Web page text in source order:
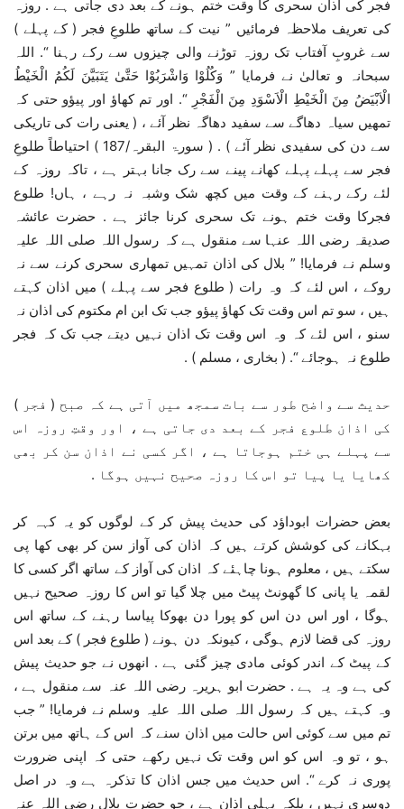
فجر کی اذان سحری کا وقت ختم ہونے کے بعد دی جاتی ہے . روزہ
کی تعریف ملاحظہ فرمائیں ” نیت کے ساتھ طلوعِ فجر ( کے پہلے )
سے غروبِ آفتاب تک روزہ توڑنے والی چیزوں سے رکے رہنا “. اللہ
سبحانہ و تعالیٰ نے فرمایا ” وَكُلُوْا وَاشْرَبُوْا حَتَّیٰ يَتَبَيَّنَ لَكُمُ الْخَيْطُ
الْاَبْيَضُ مِنَ الْخَيْطِ الْاَسْوَدِ مِنَ الْفَجْرِ “. اور تم کھاؤ اور پیؤو حتی کہ
تمھیں سیاہ دھاگے سے سفید دھاگہ نظر آئے ، ( یعنی رات کی تاریکی
سے دن کی سفیدی نظر آئے ) . ( سورۃ البقرہ/187 ) احتیاطاً طلوعِ
فجر سے پہلے پہلے کھانے پینے سے رک جانا بہتر ہے ، تاکہ روزہ کے
لئے رکے رہنے کے وقت میں کچھ شک وشبہ نہ رہے ، ہاں! طلوع
فجرکا وقت ختم ہونے تک سحری کرنا جائز ہے . حضرت عائشہ
صدیقہ رضی اللہ عنہا سے منقول ہے کہ رسول اللہ صلی اللہ علیہ
وسلم نے فرمایا! ” بلال کی اذان تمہیں تمھاری سحری کرنے سے نہ
روکے ، اس لئے کہ وہ رات ( طلوع فجر سے پہلے ) میں اذان کہتے
ہیں ، سو تم اس وقت تک کھاؤ پیؤو جب تک ابن ام مکتوم کی اذان نہ
سنو ، اس لئے کہ وہ اس وقت تک اذان نہیں دیتے جب تک کہ فجر
طلوع نہ ہوجائے “. ( بخاری ، مسلم ) .
حدیث سے واضح طور سے بات سمجھ میں آتی ہے کہ صبح ( فجر )
کی اذان طلوع فجر کے بعد دی جاتی ہے ، اور وقتِ روزہ اس
سے پہلے ہی ختم ہوجاتا ہے ، اگر کسی نے اذان سن کر بھی
کھایا یا پیا تو اس کا روزہ صحیح نہیں ہوگا .
بعض حضرات ابوداؤد کی حدیث پیش کر کے لوگوں کو یہ کہہ کر
بہکانے کی کوشش کرتے ہیں کہ اذان کی آواز سن کر بھی کھا پی
سکتے ہیں ، معلوم ہونا چاہئے کہ اذان کی آواز کے ساتھ اگر کسی کا
لقمہ یا پانی کا گھونٹ پیٹ میں چلا گیا تو اس کا روزہ صحیح نہیں
ہوگا ، اور اس دن اس کو پورا دن بھوکا پیاسا رہنے کے ساتھ اس
روزہ کی قضا لازم ہوگی ، کیونکہ دن ہونے ( طلوع فجر ) کے بعد اس
کے پیٹ کے اندر کوئی مادی چیز گئی ہے . انھوں نے جو حدیث پیش
کی ہے وہ یہ ہے . حضرت ابو ہریرہ رضی اللہ عنہ سے منقول ہے ،
وہ کہتے ہیں کہ رسول اللہ صلی اللہ علیہ وسلم نے فرمایا! ” جب
تم میں سے کوئی اس حالت میں اذان سنے کہ اس کے ہاتھ میں برتن
ہو ، تو وہ اس کو اس وقت تک نہیں رکھے حتی کہ اپنی ضرورت
پوری نہ کرے “. اس حدیث میں جس اذان کا تذکرہ ہے وہ در اصل
دوسری نہیں ، بلکہ پہلی اذان ہے ، جو حضرت بلال رضی اللہ عنہ